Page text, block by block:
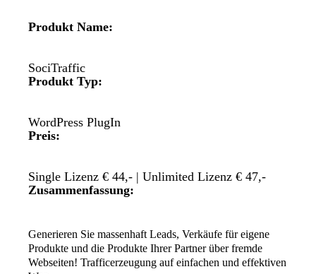
Produkt Name:
SociTraffic
Produkt Typ:
WordPress PlugIn
Preis:
Single Lizenz € 44,- | Unlimited Lizenz € 47,-
Zusammenfassung:
Generieren Sie massenhaft Leads, Verkäufe für eigene
Produkte und die Produkte Ihrer Partner über fremde
Webseiten! Trafficerzeugung auf einfachen und effektiven